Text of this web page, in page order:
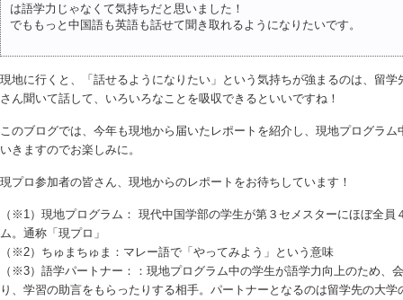
は語学力じゃなくて気持ちだと思いました！
でももっと中国語も英語も話せて聞き取れるようになりたいです。
現地に行くと、「話せるようになりたい」という気持ちが強まるのは、留
さん聞いて話して、いろいろなことを吸収できるといいですね！
このブログでは、今年も現地から届いたレポートを紹介し、現地プログラ
いきますのでお楽しみに。
現プロ参加者の皆さん、現地からのレポートをお待ちしています！
（※1）現地プログラム： 現代中国学部の学生が第３セメスターにほぼ全員
ム。通称「現プロ」
（※2）ちゅまちゅま：マレー語で「やってみよう」という意味
（※3）語学パートナー：：現地プログラム中の学生が語学力向上のため、
り、学習の助言をもらったりする相手。パートナーとなるのは留学先の大